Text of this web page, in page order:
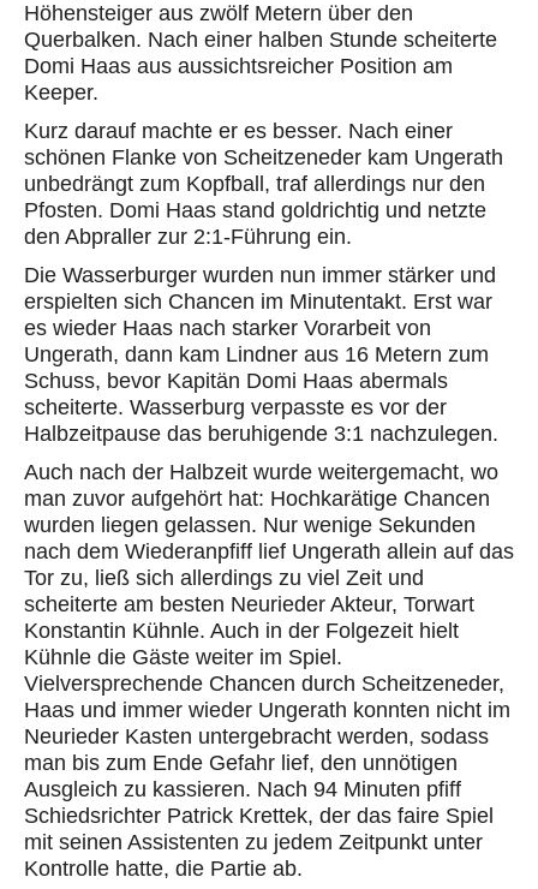
Höhensteiger aus zwölf Metern über den
Querbalken. Nach einer halben Stunde scheiterte
Domi Haas aus aussichtsreicher Position am
Keeper.
Kurz darauf machte er es besser. Nach einer
schönen Flanke von Scheitzeneder kam Ungerath
unbedrängt zum Kopfball, traf allerdings nur den
Pfosten. Domi Haas stand goldrichtig und netzte
den Abpraller zur 2:1-Führung ein.
Die Wasserburger wurden nun immer stärker und
erspielten sich Chancen im Minutentakt. Erst war
es wieder Haas nach starker Vorarbeit von
Ungerath, dann kam Lindner aus 16 Metern zum
Schuss, bevor Kapitän Domi Haas abermals
scheiterte. Wasserburg verpasste es vor der
Halbzeitpause das beruhigende 3:1 nachzulegen.
Auch nach der Halbzeit wurde weitergemacht, wo
man zuvor aufgehört hat: Hochkarätige Chancen
wurden liegen gelassen. Nur wenige Sekunden
nach dem Wiederanpfiff lief Ungerath allein auf das
Tor zu, ließ sich allerdings zu viel Zeit und
scheiterte am besten Neurieder Akteur, Torwart
Konstantin Kühnle. Auch in der Folgezeit hielt
Kühnle die Gäste weiter im Spiel.
Vielversprechende Chancen durch Scheitzeneder,
Haas und immer wieder Ungerath konnten nicht im
Neurieder Kasten untergebracht werden, sodass
man bis zum Ende Gefahr lief, den unnötigen
Ausgleich zu kassieren. Nach 94 Minuten pfiff
Schiedsrichter Patrick Krettek, der das faire Spiel
mit seinen Assistenten zu jedem Zeitpunkt unter
Kontrolle hatte, die Partie ab.